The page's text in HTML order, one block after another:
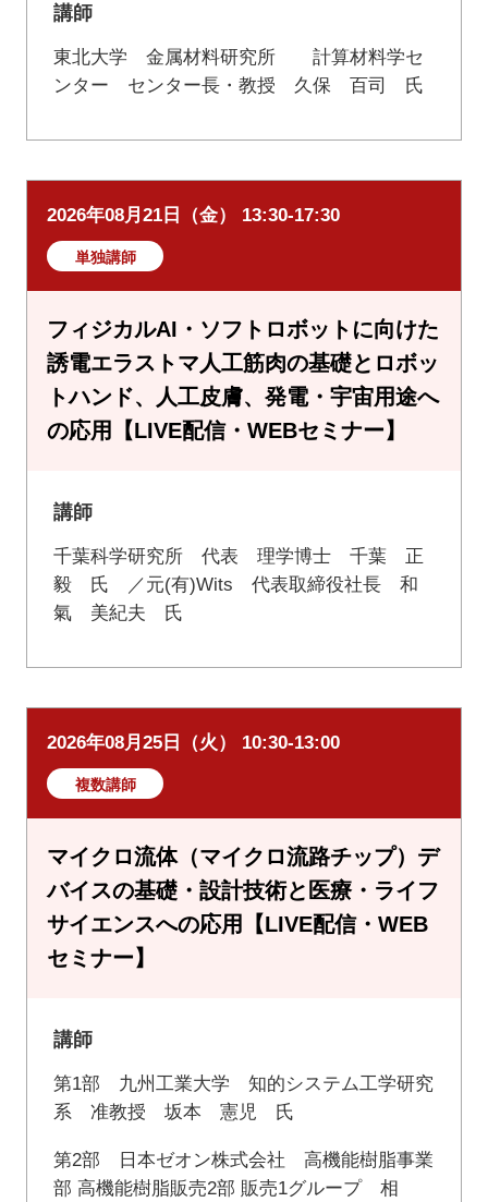
講師
東北大学 金属材料研究所 計算材料学セ
ンター センター長・教授 久保 百司 氏
2026年08月21日（金） 13:30-17:30
単独講師
フィジカルAI・ソフトロボットに向けた
誘電エラストマ人工筋肉の基礎とロボッ
トハンド、人工皮膚、発電・宇宙用途へ
の応用【LIVE配信・WEBセミナー】
講師
千葉科学研究所 代表 理学博士 千葉 正
毅 氏 ／元(有)Wits 代表取締役社長 和
氣 美紀夫 氏
2026年08月25日（火） 10:30-13:00
複数講師
マイクロ流体（マイクロ流路チップ）デ
バイスの基礎・設計技術と医療・ライフ
サイエンスへの応用【LIVE配信・WEB
セミナー】
講師
第1部 九州工業大学 知的システム工学研究
系 准教授 坂本 憲児 氏
第2部 日本ゼオン株式会社 高機能樹脂事業
部 高機能樹脂販売2部 販売1グループ 相